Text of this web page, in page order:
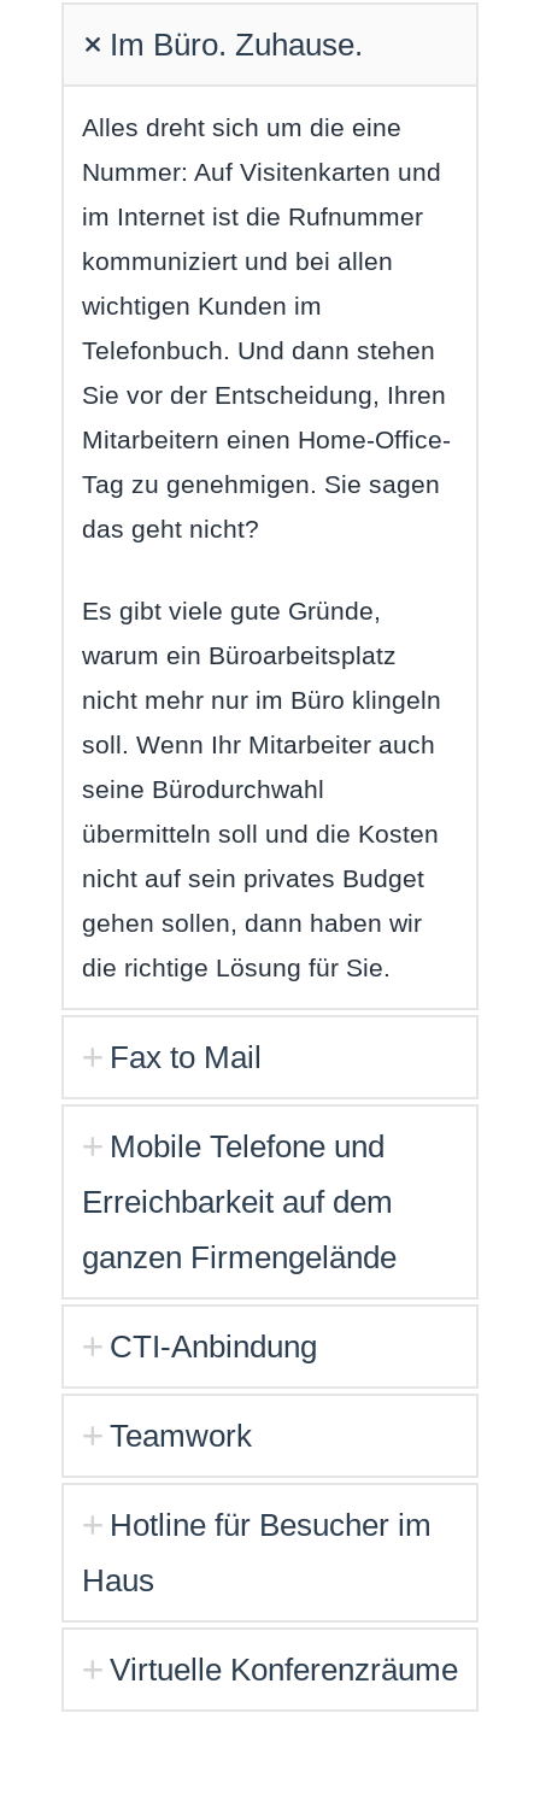
Im Büro. Zuhause.
Alles dreht sich um die eine
Nummer: Auf Visitenkarten und
im Internet ist die Rufnummer
kommuniziert und bei allen
wichtigen Kunden im
Telefonbuch. Und dann stehen
Sie vor der Entscheidung, Ihren
Mitarbeitern einen Home-Office-
Tag zu genehmigen. Sie sagen
das geht nicht?
Es gibt viele gute Gründe,
warum ein Büroarbeitsplatz
nicht mehr nur im Büro klingeln
soll. Wenn Ihr Mitarbeiter auch
seine Bürodurchwahl
übermitteln soll und die Kosten
nicht auf sein privates Budget
gehen sollen, dann haben wir
die richtige Lösung für Sie.
Fax to Mail
Mobile Telefone und
Erreichbarkeit auf dem
ganzen Firmengelände
CTI-Anbindung
Teamwork
Hotline für Besucher im
Haus
Virtuelle Konferenzräume